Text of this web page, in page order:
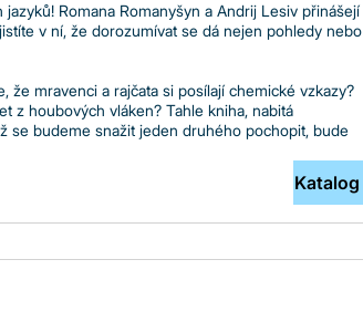
Romana Romanyšyn a Andrij Lesiv přinášejí
v ní, že dorozumívat se dá nejen pohledy nebo
mravenci a rajčata si posílají chemické vzkazy?
z houbových vláken? Tahle kniha, nabitá
se budeme snažit jeden druhého pochopit, bude
Katalog